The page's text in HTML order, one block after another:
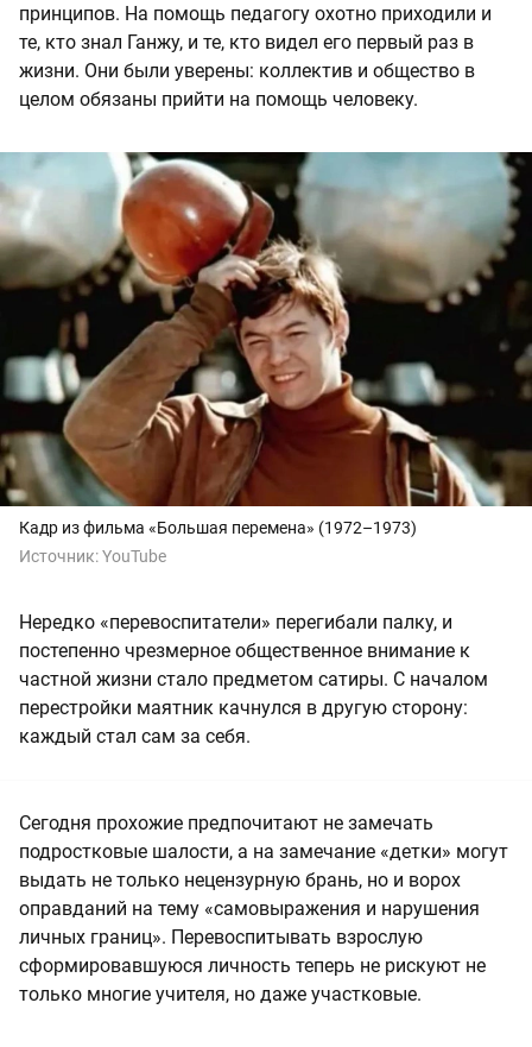
принципов. На помощь педагогу охотно приходили и
те, кто знал Ганжу, и те, кто видел его первый раз в
жизни. Они были уверены: коллектив и общество в
целом обязаны прийти на помощь человеку.
Кадр из фильма «Большая перемена» (1972–1973)
Источник:YouTube
Нередко «перевоспитатели» перегибали палку, и
постепенно чрезмерное общественное внимание к
частной жизни стало предметом сатиры. С началом
перестройки маятник качнулся в другую сторону:
каждый стал сам за себя.
Сегодня прохожие предпочитают не замечать
подростковые шалости, а на замечание «детки» могут
выдать не только нецензурную брань, но и ворох
оправданий на тему «самовыражения и нарушения
личных границ». Перевоспитывать взрослую
сформировавшуюся личность теперь не рискуют не
только многие учителя, но даже участковые.